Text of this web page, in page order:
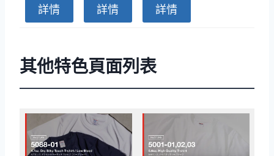
詳情
詳情
詳情
其他特色頁面列表